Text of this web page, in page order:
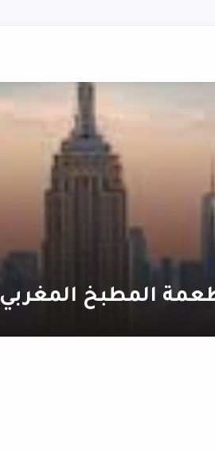
المطبخ المغربي